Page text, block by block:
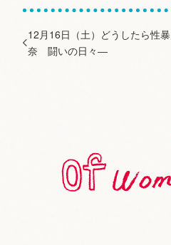
12月16日（土）どうしたら性
奈 闘いの日々―